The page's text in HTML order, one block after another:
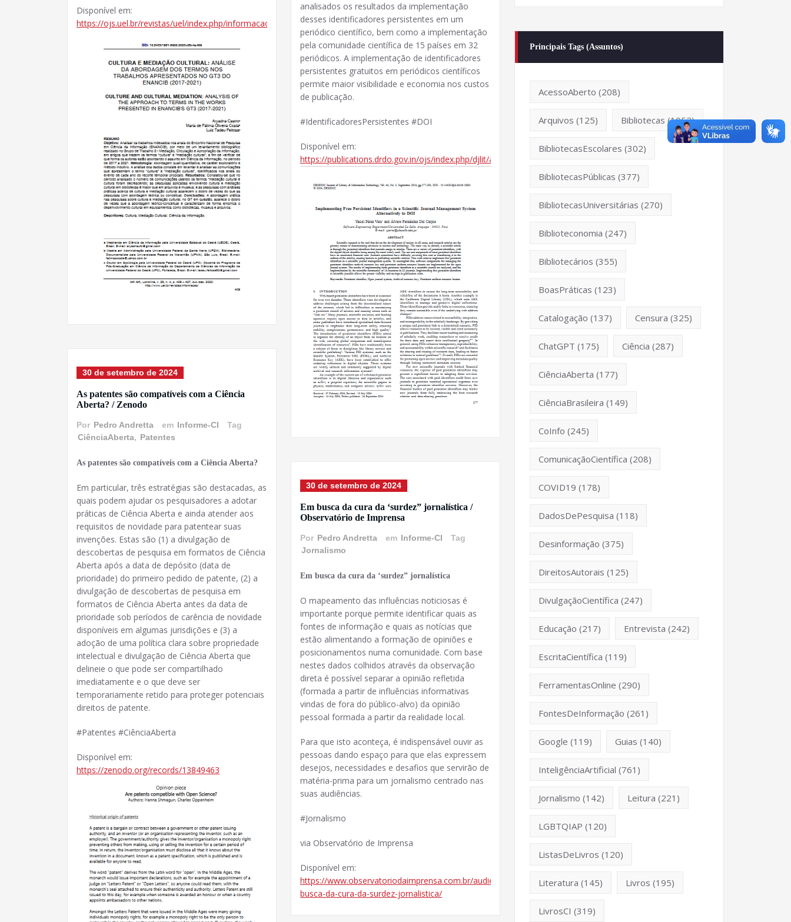
Disponível em:
https://ojs.uel.br/revistas/uel/index.php/informacao/article/view/48139
30 de setembro de 2024
As patentes são compatíveis com a Ciência
Aberta? / Zenodo
Por Pedro Andretta em Informe-CI
Tag
CiênciaAberta, Patentes
As patentes são compatíveis com a Ciência Aberta?
Em particular, três estratégias são destacadas, as
quais podem ajudar os pesquisadores a adotar
práticas de Ciência Aberta e ainda atender aos
requisitos de novidade para patentear suas
invenções. Estas são (1) a divulgação de
descobertas de pesquisa em formatos de Ciência
Aberta após a data de depósito (data de
prioridade) do primeiro pedido de patente, (2) a
divulgação de descobertas de pesquisa em
formatos de Ciência Aberta antes da data de
prioridade sob períodos de carência de novidade
disponíveis em algumas jurisdições e (3) a
adoção de uma política clara sobre propriedade
intelectual e divulgação de Ciência Aberta que
delineie o que pode ser compartilhado
imediatamente e o que deve ser
temporariamente retido para proteger potenciais
direitos de patente.
#Patentes #CiênciaAberta
Disponível em:
https://zenodo.org/records/13849463
analisados ​​os resultados da implementação
desses identificadores persistentes em um
periódico científico, bem como a implementação
pela comunidade científica de 15 países em 32
periódicos. A implementação de identificadores
persistentes gratuitos em periódicos científicos
permite maior visibilidade e economia nos custos
de publicação.
#IdentificadoresPersistentes #DOI
Disponível em:
https://publications.drdo.gov.in/ojs/index.php/djlit/article/view/19891
30 de setembro de 2024
Em busca da cura da ‘surdez” jornalística /
Observatório de Imprensa
Por Pedro Andretta em Informe-CI
Tag
Jornalismo
Em busca da cura da ‘surdez” jornalística
O mapeamento das influências noticiosas é
importante porque permite identificar quais as
fontes de informação e quais as notícias que
estão alimentando a formação de opiniões e
posicionamentos numa comunidade. Com base
nestes dados colhidos através da observação
direta é possível separar a opinião refletida
(formada a partir de influências informativas
vindas de fora do público-alvo) da opinião
pessoal formada a partir da realidade local.
Para que isto aconteça, é indispensável ouvir as
pessoas dando espaço para que elas expressem
desejos, necessidades e desafios que servirão de
matéria-prima para um jornalismo centrado nas
suas audiências.
#Jornalismo
via Observatório de Imprensa
Disponível em:
https://www.observatoriodaimprensa.com.br/audiencia/em-
busca-da-cura-da-surdez-jornalistica/
Principais Tags (Assuntos)
AcessoAberto (208)
Arquivos (125) Bibliotecas (1052)
BibliotecasEscolares (302)
BibliotecasPúblicas (377)
BibliotecasUniversitárias (270)
Biblioteconomia (247)
Bibliotecários (355)
BoasPráticas (123)
Catalogação (137) Censura (325)
ChatGPT (175) Ciência (287)
CiênciaAberta (177)
CiênciaBrasileira (149)
CoInfo (245)
ComunicaçãoCientífica (208)
COVID19 (178)
DadosDePesquisa (118)
Desinformação (375)
DireitosAutorais (125)
DivulgaçãoCientífica (247)
Educação (217) Entrevista (242)
EscritaCientífica (119)
FerramentasOnline (290)
FontesDeInformação (261)
Google (119) Guias (140)
InteligênciaArtificial (761)
Jornalismo (142) Leitura (221)
LGBTQIAP (120)
ListasDeLivros (120)
Literatura (145) Livros (195)
LivrosCI (319)